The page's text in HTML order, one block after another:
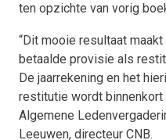
ten opzichte van vorig
“Dit mooie resultaat
betaalde provisie als
De jaarrekening en het
restitutie wordt binnenkort
Algemene
Leeuwen, directeur CNB.